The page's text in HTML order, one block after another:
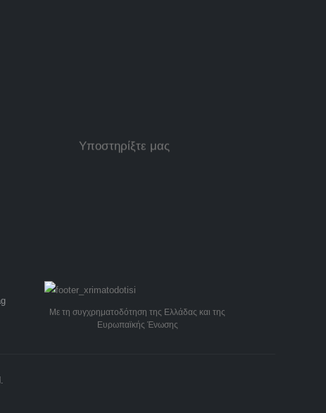
Υποστηρίξτε μας
Με τη συγχρηματοδότηση της Ελλάδας και της
Ευρωπαϊκής Ένωσης